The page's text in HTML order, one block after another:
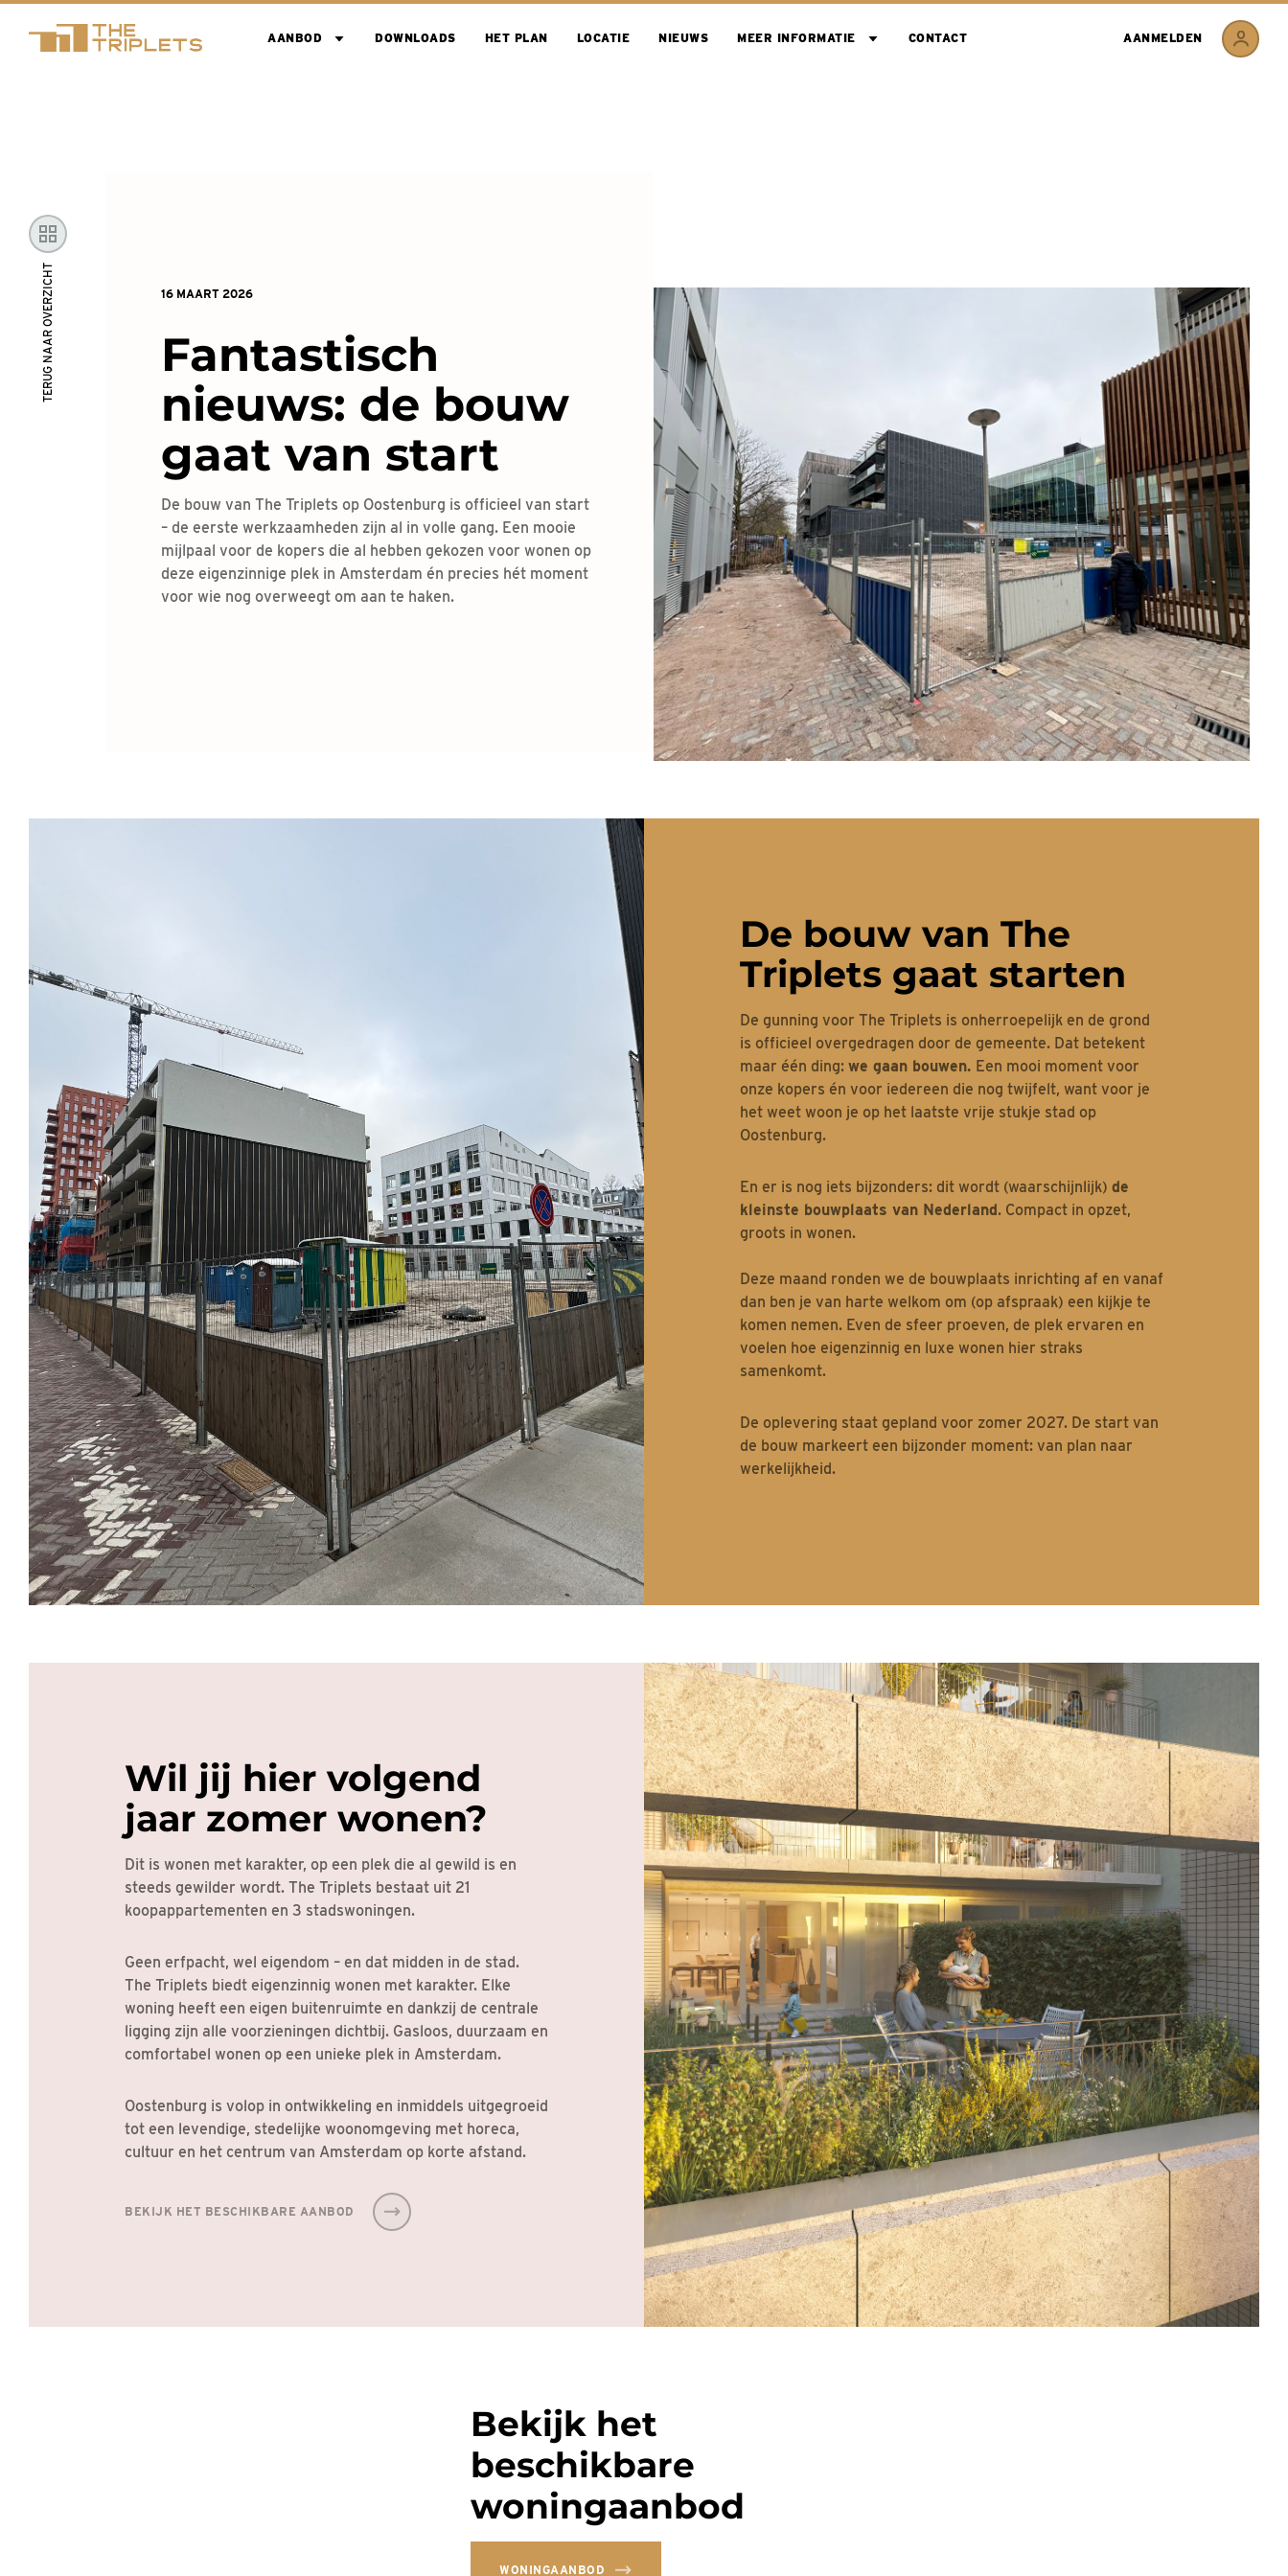
AANBOD DOWNLOADS HET PLAN LOCATIE NIEUWS MEER INFORMATIE CONTACT AANMELDEN
TERUG NAAR OVERZICHT 16 MAART 2026
Fantastisch
nieuws: de bouw
gaat van start
De bouw van The Triplets op Oostenburg is officieel van start
– de eerste werkzaamheden zijn al in volle gang. Een mooie
mijlpaal voor de kopers die al hebben gekozen voor wonen op
deze eigenzinnige plek in Amsterdam én precies hét moment
voor wie nog overweegt om aan te haken.
De bouw van The
Triplets gaat starten
De gunning voor The Triplets is onherroepelijk en de grond
is officieel overgedragen door de gemeente. Dat betekent
maar één ding: we gaan bouwen. Een mooi moment voor
onze kopers én voor iedereen die nog twijfelt, want voor je
het weet woon je op het laatste vrije stukje stad op
Oostenburg.
En er is nog iets bijzonders: dit wordt (waarschijnlijk) de
kleinste bouwplaats van Nederland. Compact in opzet,
groots in wonen.
Deze maand ronden we de bouwplaats inrichting af en vanaf
dan ben je van harte welkom om (op afspraak) een kijkje te
komen nemen. Even de sfeer proeven, de plek ervaren en
voelen hoe eigenzinnig en luxe wonen hier straks
samenkomt.
De oplevering staat gepland voor zomer 2027. De start van
de bouw markeert een bijzonder moment: van plan naar
werkelijkheid.
Wil jij hier volgend
jaar zomer wonen?
Dit is wonen met karakter, op een plek die al gewild is en
steeds gewilder wordt. The Triplets bestaat uit 21
koopappartementen en 3 stadswoningen.
Geen erfpacht, wel eigendom – en dat midden in de stad.
The Triplets biedt eigenzinnig wonen met karakter. Elke
woning heeft een eigen buitenruimte en dankzij de centrale
ligging zijn alle voorzieningen dichtbij. Gasloos, duurzaam en
comfortabel wonen op een unieke plek in Amsterdam.
Oostenburg is volop in ontwikkeling en inmiddels uitgegroeid
tot een levendige, stedelijke woonomgeving met horeca,
cultuur en het centrum van Amsterdam op korte afstand.
BEKIJK HET BESCHIKBARE AANBOD
Bekijk het
beschikbare
woningaanbod
WONINGAANBOD